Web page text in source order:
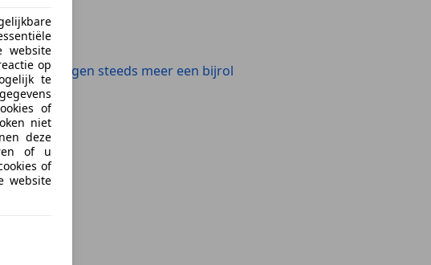
website
op
te
of
niet
deze
of u
of
website
krijgen steeds meer een bijrol